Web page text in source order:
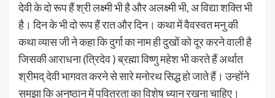
देवी के दो रूप हैं श्री लक्ष्मी भी है और अलक्ष्मी भी, अ विद्या शक्ति भी
है। दिन के भी दो रूप हैं रात और दिन। कथा में वैवस्वत मनु की
कथा व्यास जी ने कहा कि दुर्गा का नाम ही दुखों को दूर करने वाली है
जिसकी आराधना (त्रिदेव ) ब्रह्मा विष्णु महेश भी करते हैं अर्थात
श्रीमद् देवी भागवत करने से सारे मनोरथ सिद्ध हो जाते हैं। उन्होंने
समझा कि अनुष्ठान में पवित्रता का विशेष ध्यान रखना चाहिए।